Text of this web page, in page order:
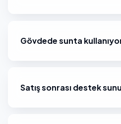
Gövdede sunta
Satış sonrası destek